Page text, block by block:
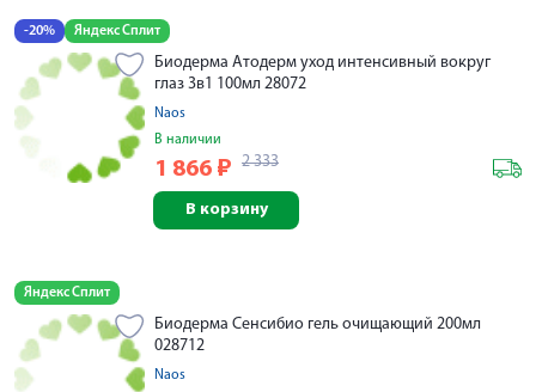
-20% Яндекс Сплит
Биодерма Атодерм уход интенсивный вокруг
глаз 3в1 100мл 28072
Naos
В наличии
1 866 ₽ 2 333
В корзину
Яндекс Сплит
Биодерма Сенсибио гель очищающий 200мл
028712
Naos